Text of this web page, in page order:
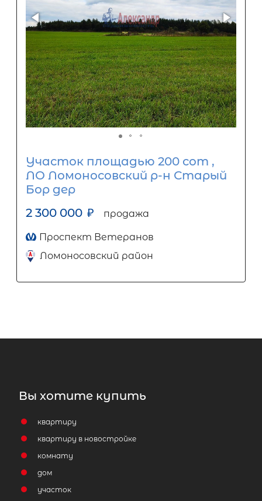
Участок площадью 200 сот ,
ЛО Ломоносовский р-н Старый
Бор дер
2 300 000 ₽ продажа
Проспект Ветеранов
Ломоносовский район
Вы хотите купить
квартиру
квартиру в новостройке
комнату
дом
участок